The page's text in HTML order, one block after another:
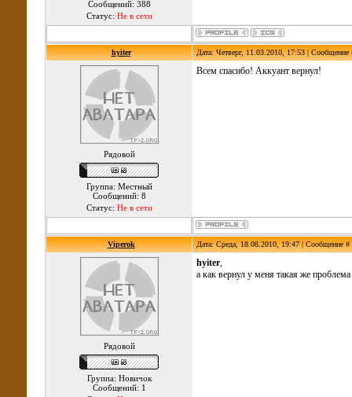
Сообщений: 388
Статус: Не в сети
hyiter Дата: Четверг, 11.03.2010, 17:53 |
Рядовой
Группа: Местный
Сообщений: 8
Статус: Не в сети
Всем спасибо! Аккуант вернул!
Viperok Дата: Среда, 18.08.2010, 19:47 | Сообщение #
Рядовой
Группа: Новичок
Сообщений: 1
hyiter,
а как вернул у меня такая же